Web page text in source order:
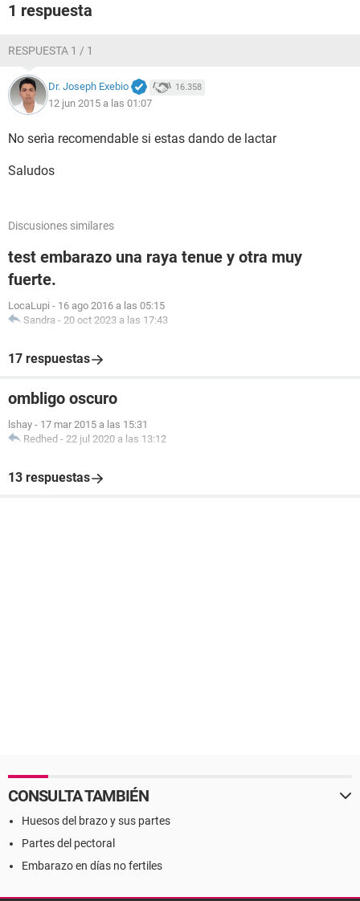
1 respuesta
RESPUESTA 1 / 1
Dr. Joseph Exebio 16.358
12 jun 2015 a las 01:07
No serìa recomendable si estas dando de lactar
Saludos
Discusiones similares
test embarazo una raya tenue y otra muy
fuerte.
LocaLupi - 16 ago 2016 a las 05:15
Sandra - 20 oct 2023 a las 17:43
17 respuestas
ombligo oscuro
lshay - 17 mar 2015 a las 15:31
Redhed - 22 jul 2020 a las 13:12
13 respuestas
CONSULTA TAMBIÉN
Huesos del brazo y sus partes
Partes del pectoral
Embarazo en días no fertiles